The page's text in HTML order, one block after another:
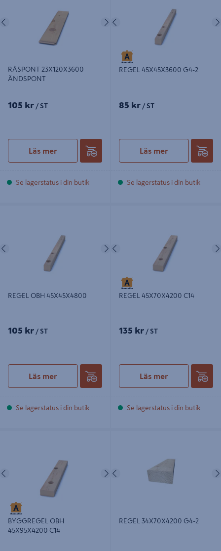
Nästa
RÅSPONT 23X120X3600
ÄNDSPONT
105 kr / ST
Läs mer
Se lagerstatus i din butik
REGEL 45X45X3600 G4-2
85 kr / ST
Läs mer
Se lagerstatus i din butik
Nästa
REGEL OBH 45X45X4800
105 kr / ST
Läs mer
Se lagerstatus i din butik
REGEL 45X70X4200 C14
135 kr / ST
Läs mer
Se lagerstatus i din butik
Nästa
BYGGREGEL OBH
45X95X4200 C14
Föregående
REGEL 34X70X4200 G4-2